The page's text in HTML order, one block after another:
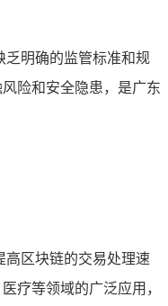
乏明确的监管标准和规
险和安全隐患，是广东
高区块链的交易处理速
疗等领域的广泛应用，